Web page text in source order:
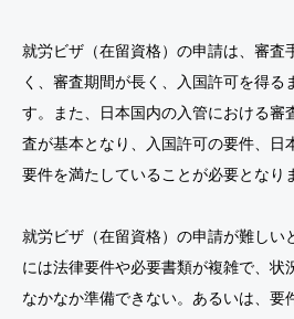
就労ビザ（在留資格）の申請は、審査
く、審査期間が長く、入国許可を得る
す。また、日本国内の入管における審
査が基本となり、入国許可の要件、日
要件を満たしていることが必要となり
就労ビザ（在留資格）の申請が難しい
には法律要件や必要書類が複雑で、状
なかなか準備できない。あるいは、要